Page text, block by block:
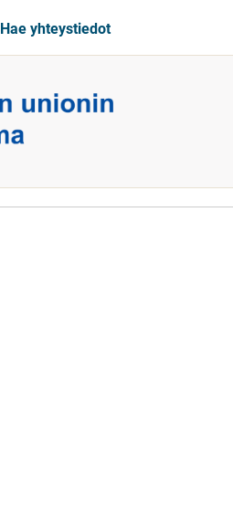
Hae yhteystiedot